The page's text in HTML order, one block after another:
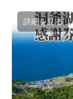
詳細を見る